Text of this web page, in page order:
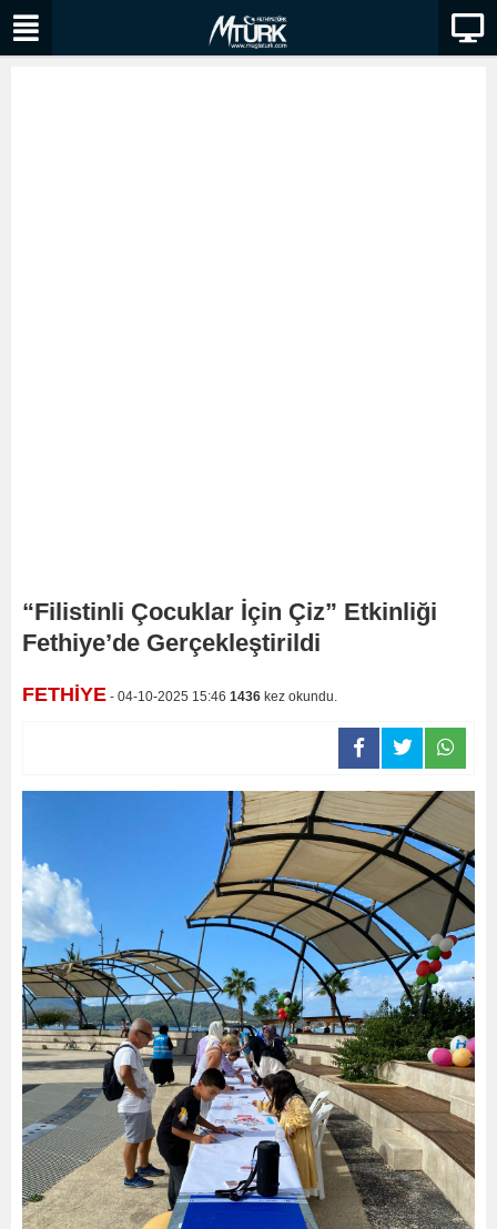
“Filistinli Çocuklar İçin Çiz” Etkinliği
Fethiye’de Gerçekleştirildi
FETHİYE - 04-10-2025 15:46 1436 kez okundu.